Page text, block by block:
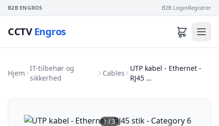
B2B ENGROS B2B LoginRegistrer
CCTVEngros
Hjem
IT-tilbehør og
sikkerhed
Cables
UTP kabel - Ethernet -
RJ45 …
1/3